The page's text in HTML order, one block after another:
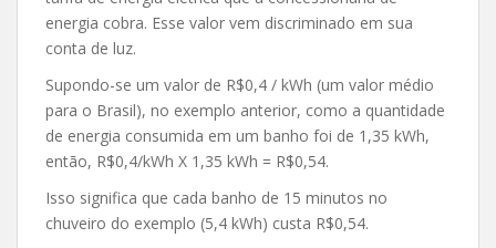
energia cobra. Esse valor vem discriminado em sua
conta de luz.
Supondo-se um valor de R$0,4 / kWh (um valor médio
para o Brasil), no exemplo anterior, como a quantidade
de energia consumida em um banho foi de 1,35 kWh,
então, R$0,4/kWh X 1,35 kWh = R$0,54.
Isso significa que cada banho de 15 minutos no
chuveiro do exemplo (5,4 kWh) custa R$0,54.